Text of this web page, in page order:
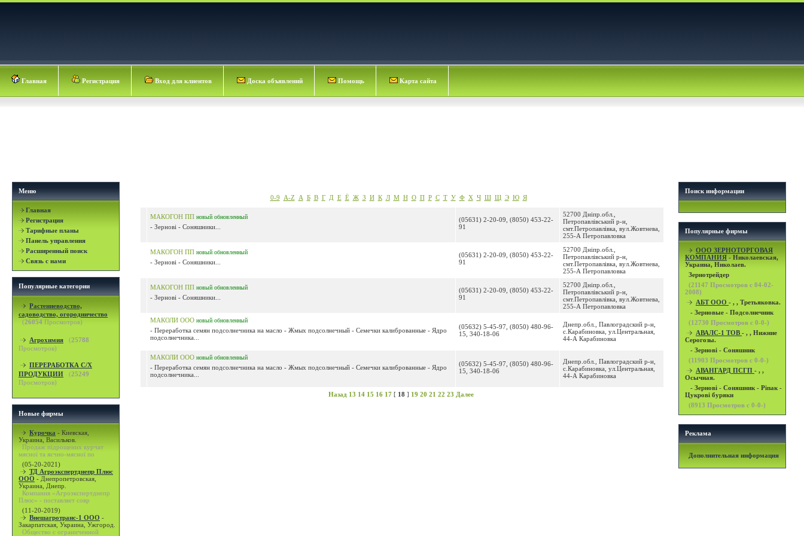
Главная Регистрация Вход для клиентов Доска объявлений Помощь Карта сайта
Меню
Главная
Регистрация
Тарифные планы
Панель управления
Расширенный поиск
Связь с нами
Популярные категории
Растениеводство,
садоводство, огородничество
(26054 Просмотров)
Агрохимия (25788
Просмотров)
ПЕРЕРАБОТКА С/Х
ПРОДУКЦИИ
(25249
Просмотров)
Новые фирмы
Курочка - Киевская,
Украина, Васильков.
Продаж підрощених курчат
мясної та яєчно-мясної по
(05-20-2021)
ТД Агроэкспертднепр Плюс
ООО - Днепропетровская,
Украина, Днепр.
Компания «Агроэкспертднепр
Плюс» - поставляет совр
(11-20-2019)
Внешагротранс-1 ООО -
Закарпатская, Украина, Ужгород.
Общество с ограниченной
0-9 A-Z А Б В Г Д Е Ё Ж З И К Л М Н О П Р С Т У Ф Х Ч Ш Щ Э Ю Я
МАКОГОН ПП новый обновленный
- Зернові - Соняшники...
(05631) 2-20-09, (8050) 453-22-
91
52700 Днiпр.обл.,
Петропавлівський р-н,
смт.Петропавлівка, вул.Жовтнева,
255-А Петропавловка
МАКОГОН ПП новый обновленный
- Зернові - Соняшники...
(05631) 2-20-09, (8050) 453-22-
91
52700 Днiпр.обл.,
Петропавлівський р-н,
смт.Петропавлівка, вул.Жовтнева,
255-А Петропавловка
МАКОГОН ПП новый обновленный
- Зернові - Соняшники...
(05631) 2-20-09, (8050) 453-22-
91
52700 Днiпр.обл.,
Петропавлівський р-н,
смт.Петропавлівка, вул.Жовтнева,
255-А Петропавловка
МАКОЛИ ООО новый обновленный
- Переработка семян подсолнечника на масло - Жмых подсолнечный - Семечки калиброванные - Ядро
подсолнечника...
(05632) 5-45-97, (8050) 480-96-
15, 340-18-06
Днепр.обл., Павлоградский р-н,
с.Карабиновка, ул.Центральная,
44-А Карабиновка
МАКОЛИ ООО новый обновленный
- Переработка семян подсолнечника на масло - Жмых подсолнечный - Семечки калиброванные - Ядро
подсолнечника...
(05632) 5-45-97, (8050) 480-96-
15, 340-18-06
Днепр.обл., Павлоградский р-н,
с.Карабиновка, ул.Центральная,
44-А Карабиновка
Назад 13 14 15 16 17 [ 18 ] 19 20 21 22 23 Далее
Поиск информации
Популярные фирмы
OOO ЗЕРНОТОРГОВАЯ
КОМПАНИЯ - Николаевская,
Украина, Николаев.
Зернотрейдер
(21147 Просмотров с 04-02-
2008)
АБТ ООО - , , Третьяковка.
- Зерновые - Подсолнечник
(12730 Просмотров с 0-0-)
АВАЛС-1 ТОВ - , , Нижние
Серогозы.
- Зернові - Соняшник
(11903 Просмотров с 0-0-)
АВАНГАРД ПСГП - , ,
Осычная.
- Зернові - Соняшник - Ріпак -
Цукрові буряки
(8913 Просмотров с 0-0-)
Реклама
Дополнительная информация